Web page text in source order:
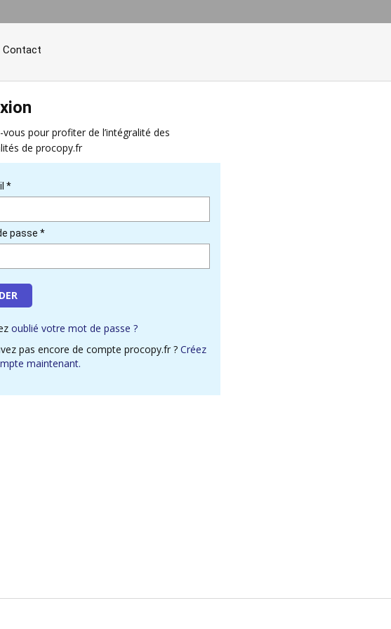
Contact
pour profiter de l’intégralité des
de procopy.fr
*
passe *
oublié votre mot de passe ?
pas encore de compte procopy.fr ? Créez
maintenant.